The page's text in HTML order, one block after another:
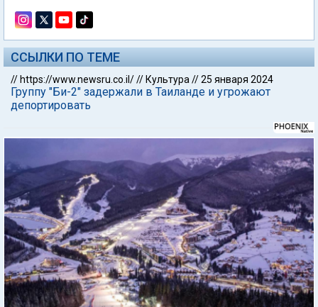
ССЫЛКИ ПО ТЕМЕ
// https://www.newsru.co.il/// Культура //25 января 2024
Группу "Би-2" задержали в Таиланде и угрожают
депортировать